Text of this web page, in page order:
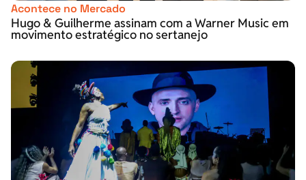
Acontece no Mercado
Hugo & Guilherme assinam com a Warner Music em
movimento estratégico no sertanejo